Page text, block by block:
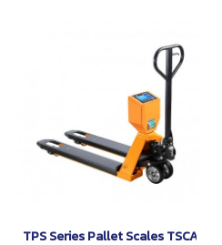
TPS Series Pallet Scales TSCALE